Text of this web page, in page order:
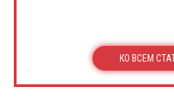
КО ВСЕМ